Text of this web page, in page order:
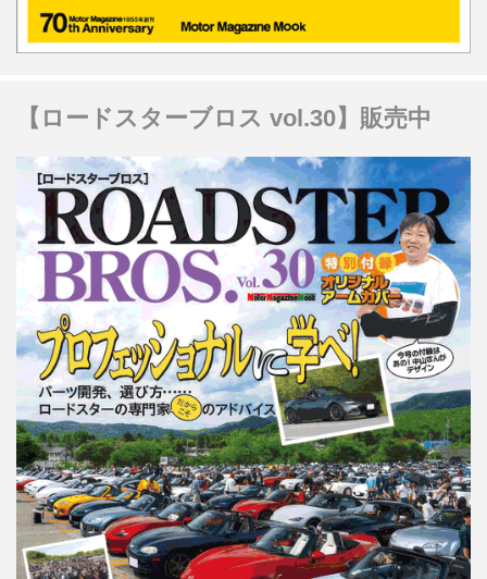
【ロードスターブロス vol.30】販売中